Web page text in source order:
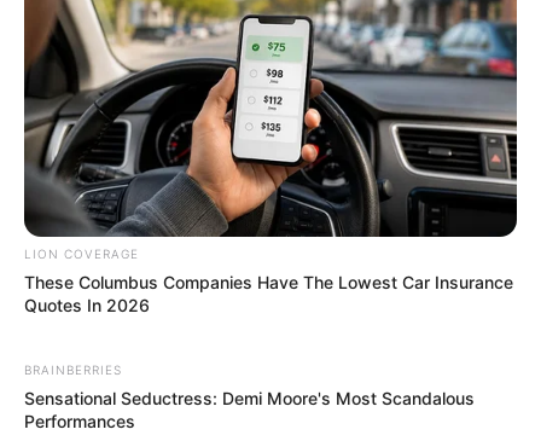
Why Big Bang Theory Fans Despise These 8
Characters
LION COVERAGE
These Columbus Companies Have The Lowest Car Insurance
Quotes In 2026
BRAINBERRIES
Sensational Seductress: Demi Moore's Most Scandalous
Performances